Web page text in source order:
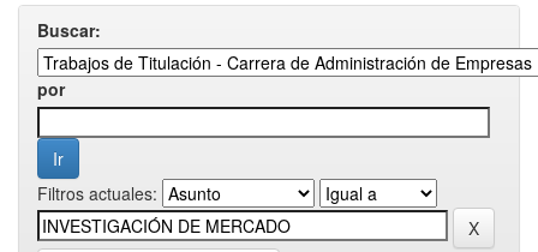
Buscar:
por
Filtros actuales: